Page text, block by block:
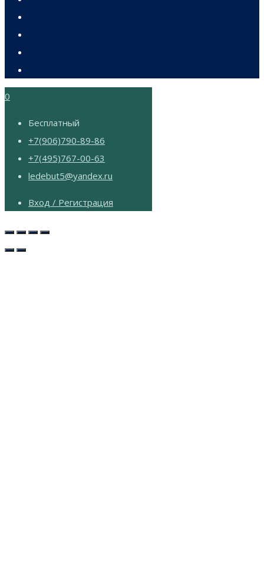
0
Бесплатный
+7(906)790-89-86
+7(495)767-00-63
ledebut5@yandex.ru
Вход / Регистрация